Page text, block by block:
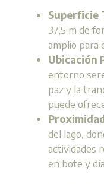
Superficie
37,5 m de
amplio para
Ubicación
entorno
paz y la
puede
del lago,
actividades
en bote y